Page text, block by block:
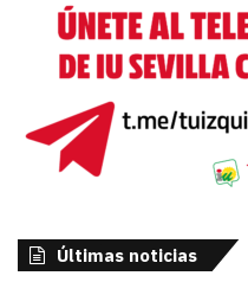
Últimas noticias